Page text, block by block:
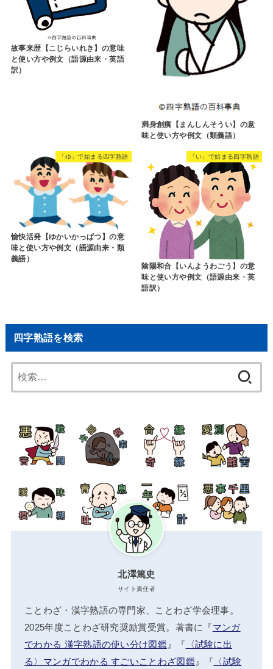
故事来歴【こじらいれき】の意味
と使い方や例文（語源由来・英語
訳）
満身創痍【まんしんそうい】の意
味と使い方や例文（類義語）
「ゆ」で始まる四字熟語
愉快活発【ゆかいかっぱつ】の意
味と使い方や例文（語源由来・類
義語）
「い」で始まる四字熟語
陰陽和合【いんようわごう】の意
味と使い方や例文（語源由来・英
語訳）
四字熟語を検索
索:
北澤篤史
サイト責任者
ことわざ・漢字熟語の専門家、ことわざ学会理事。
2025年度ことわざ研究奨励賞受賞。著書に『マンガ
でわかる 漢字熟語の使い分け図鑑』『 〈試験に出
る〉マンガでわかる すごいことわざ図鑑』『 〈試験